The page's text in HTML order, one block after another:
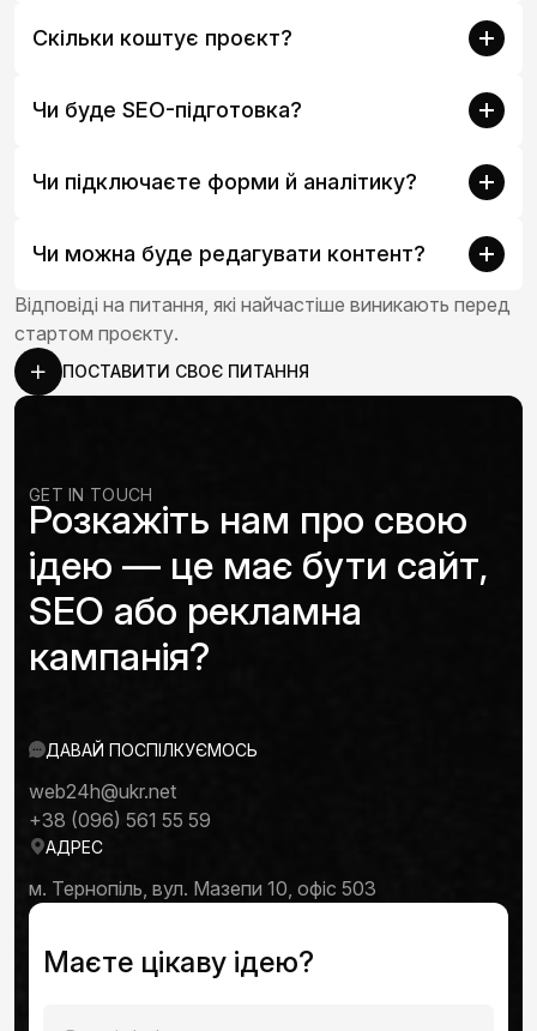
Відповіді на питання, які найчастіше виникають перед
стартом проєкту.
ПОСТАВИТИ СВОЄ ПИТАННЯ
Скільки коштує проєкт?
Чи буде SEO-підготовка?
Чи підключаєте форми й аналітику?
Чи можна буде редагувати контент?
GET IN TOUCH
Розкажіть нам про свою
ідею — це має бути сайт,
SEO або рекламна
кампанія?
ДАВАЙ ПОСПІЛКУЄМОСЬ
web24h@ukr.net
+38 (096) 561 55 59
АДРЕС
м. Тернопіль, вул. Мазепи 10, офіс 503
Маєте цікаву ідею?